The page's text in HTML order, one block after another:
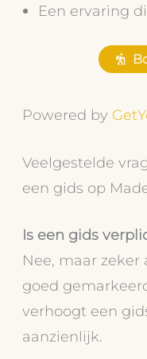
Een ervaring
Powered by
Veelgestelde
een gids op
Is een gids
Nee, maar
goed
verhoogt een
aanzienlijk.